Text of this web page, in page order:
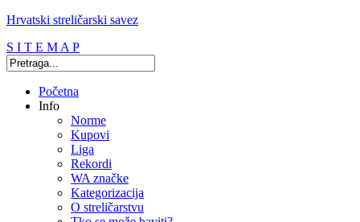
Hrvatski streličarski savez
S I T E M A P
Početna
Info
Norme
Kupovi
Liga
Rekordi
WA značke
Kategorizacija
O streličarstvu